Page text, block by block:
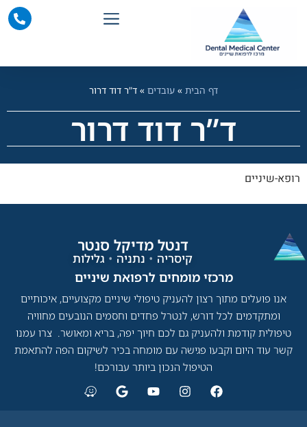
דף הבית » עובדים » ד”ר דוד דרור
ד”ר דוד דרור
רופא-שיניים
דנטל מדיקל סנטר​
קיסריה • נתניה • גלילות
מרכזי מומחים לרפואת שיניים​
אנו פועלים מתוך רצון להעניק טיפולי שיניים מקצועיים, איכותיים
ומתקדמים לכל דורש, לנטרל פחדים וחסמים הנובעים מחוויה
טיפולית קודמת ולהעניק גם לכם חיוך יפה, בריא ומאושר. צרו עמנו
קשר עוד היום וקבעו פגישה עם מומחה בכיר לשיקום הפה להתאמת
הטיפול הנכון ביותר עבורכם!